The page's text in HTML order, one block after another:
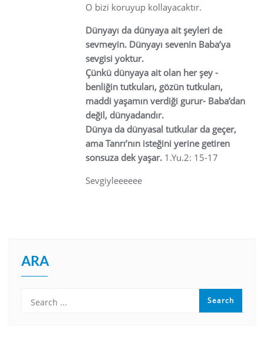
O bizi koruyup kollayacaktır.
Dünyayı da dünyaya ait şeyleri de
sevmeyin. Dünyayı sevenin Baba’ya
sevgisi yoktur.
Çünkü dünyaya ait olan her şey -
benliğin tutkuları, gözün tutkuları,
maddi yaşamın verdiği gurur- Baba’dan
değil, dünyadandır.
Dünya da dünyasal tutkular da geçer,
ama Tanrı’nın isteğini yerine getiren
sonsuza dek yaşar. 1.Yu.2: 15-17
Sevgiyleeeeee
ARA